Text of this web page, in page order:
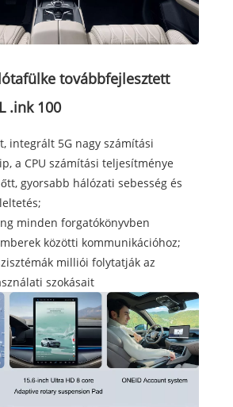
továbbfejlesztett
.ink 100
integrált 5G nagy számítási
a CPU számítási teljesítménye
gyorsabb hálózati sebesség és
minden forgatókönyvben
közötti kommunikációhoz;
milliói folytatják az
szokásait